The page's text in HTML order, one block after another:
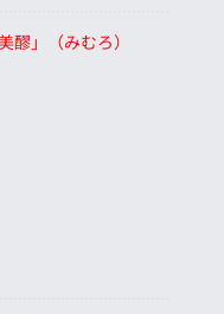
」（みむろ）